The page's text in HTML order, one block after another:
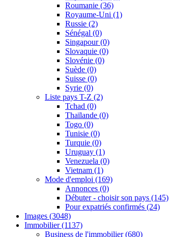
Roumanie (36)
Royaume-Uni (1)
Russie (2)
Sénégal (0)
Singapour(0)
Slovaquie (0)
Slovénie (0)
Suède (0)
Suisse (0)
Syrie (0)
Liste pays T-Z (2)
Tchad (0)
Thaïlande (0)
Togo (0)
Tunisie (0)
Turquie (0)
Uruguay (1)
Venezuela (0)
Vietnam (1)
Mode d'emploi (169)
Annonces (0)
Débuter - choisir son pays (145)
Pour expatriés confirmés (24)
Images (3048)
Immobilier(1137)
Business de l'immobilier(680)